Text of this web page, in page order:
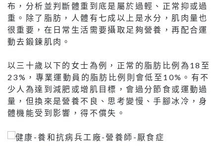
布，分析並判斷體重到底是屬於過輕、正常抑或過
重。除了脂肪，人體有七成以上是水分，肌肉量也
很重要，在日常生活需要攝取足夠營養，再配合運
動去鍛鍊肌肉。
以三十歲以下的女士為例，正常的脂肪比例為18至
23%，專業運動員的脂肪比例則會低至10%。有不
少人為達到減肥或增肌目標，會過分節食或運動過
量，但換來是營養不良、思考變慢、手腳冰冷，身
體機能受到影響，得不償失。